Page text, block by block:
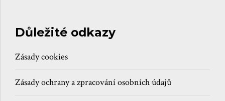
Důležité odkazy
Zásady cookies
Zásady ochrany a zpracování osobních údajů